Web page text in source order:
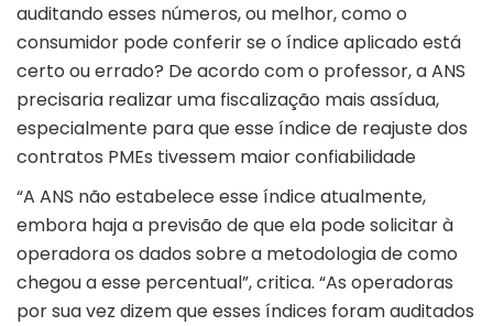
auditando esses números, ou melhor, como o
consumidor pode conferir se o índice aplicado está
certo ou errado? De acordo com o professor, a ANS
precisaria realizar uma fiscalização mais assídua,
especialmente para que esse índice de reajuste dos
contratos PMEs tivessem maior confiabilidade
“A ANS não estabelece esse índice atualmente,
embora haja a previsão de que ela pode solicitar à
operadora os dados sobre a metodologia de como
chegou a esse percentual”, critica. “As operadoras
por sua vez dizem que esses índices foram auditados